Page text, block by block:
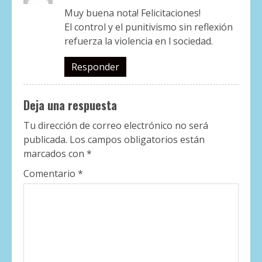
Muy buena nota! Felicitaciones!
El control y el punitivismo sin reflexión
refuerza la violencia en l sociedad.
Responder
Deja una respuesta
Tu dirección de correo electrónico no será
publicada. Los campos obligatorios están
marcados con *
Comentario *